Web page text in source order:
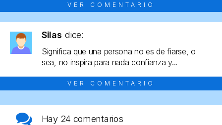
VER COMENTARIO
Silas dice:
Significa que una persona no es de fiarse, o
sea, no inspira para nada confianza y...
VER COMENTARIO
Hay 24 comentarios